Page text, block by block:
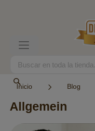
Search
Inicio Blog
Allgemein